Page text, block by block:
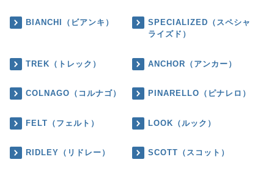
BIANCHI（ビアンキ）
SPECIALIZED（スペシャ
ライズド）
TREK（トレック） ANCHOR（アンカー）
COLNAGO（コルナゴ） PINARELLO（ピナレロ）
FELT（フェルト） LOOK（ルック）
RIDLEY（リドレー） SCOTT（スコット）